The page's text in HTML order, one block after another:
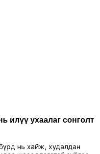
илүү ухаалаг сонголт
нь хайж, худалдан